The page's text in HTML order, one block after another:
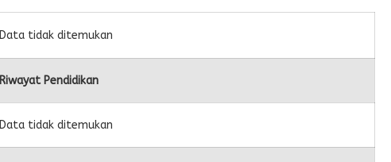
Data tidak ditemukan
Riwayat Pendidikan
Data tidak ditemukan